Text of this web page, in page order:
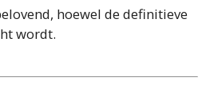
hoewel de definitieve
wordt.